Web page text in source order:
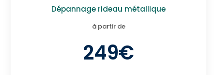
Dépannage rideau métallique
à partir de
249€